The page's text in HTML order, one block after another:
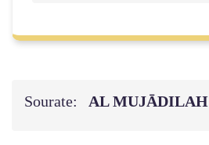
Sourate: AL MUJĀDILAH